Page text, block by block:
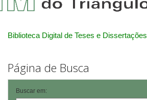
Biblioteca Digital de Teses e Dissertações
Página de Busca
Buscar em: